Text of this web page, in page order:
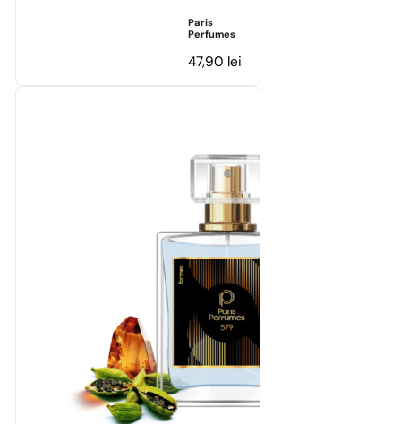
Paris
Perfumes
47,90 lei